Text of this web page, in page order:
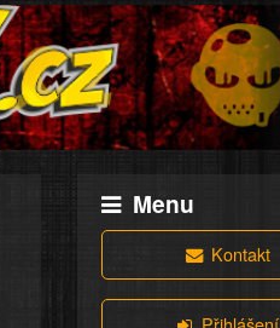
Menu
Kontakt